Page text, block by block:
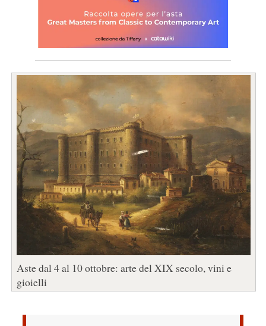
Aste dal 4 al 10 ottobre: arte del XIX secolo, vini e
gioielli